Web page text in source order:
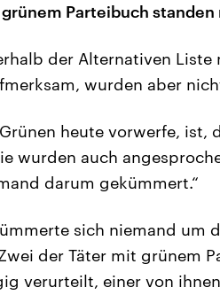
Parteibuch
der Alternativen
wurden aber
heute vorwerfe,
wurden auch
darum gekümmert.“
sich niemand um
der Täter mit grünem
verurteilt, einer von